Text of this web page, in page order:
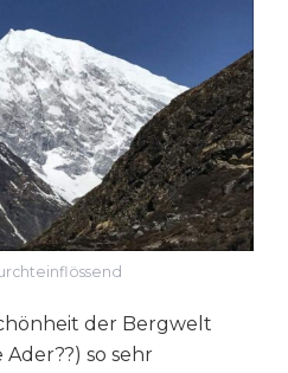
der Bergwelt
so sehr